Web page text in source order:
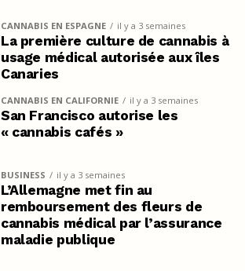
CANNABIS EN ESPAGNE il y a 3 semaines
La première culture de cannabis à
usage médical autorisée aux îles
Canaries
CANNABIS EN CALIFORNIE il y a 3 semaines
San Francisco autorise les
« cannabis cafés »
BUSINESS il y a 3 semaines
L’Allemagne met fin au
remboursement des fleurs de
cannabis médical par l’assurance
maladie publique